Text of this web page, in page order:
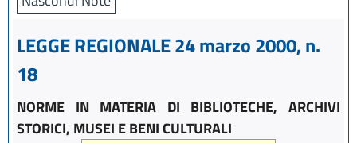
LEGGE REGIONALE 24 marzo 2000, n.
18
NORME IN MATERIA DI BIBLIOTECHE, ARCHIVI
STORICI, MUSEI E BENI CULTURALI